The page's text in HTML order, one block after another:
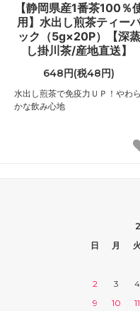
【静岡県産1番茶100％
用】水出し煎茶ティー
ック（5g×20P）【深蒸
し掛川茶/産地直送】
648円(税48円)
水出し煎茶で免疫力ＵＰ！やわら
かな飲み心地
日
月 火
2
3 4
9
10 11